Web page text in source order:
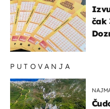
čak
PUTOVANJA